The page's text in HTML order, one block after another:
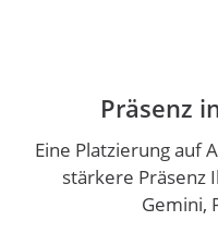
Präsenz
Eine Platzierung auf
stärkere Präsenz
Gemini,